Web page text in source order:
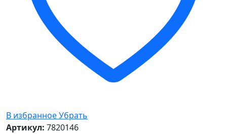
В избранноеУбрать
Артикул: 7820146